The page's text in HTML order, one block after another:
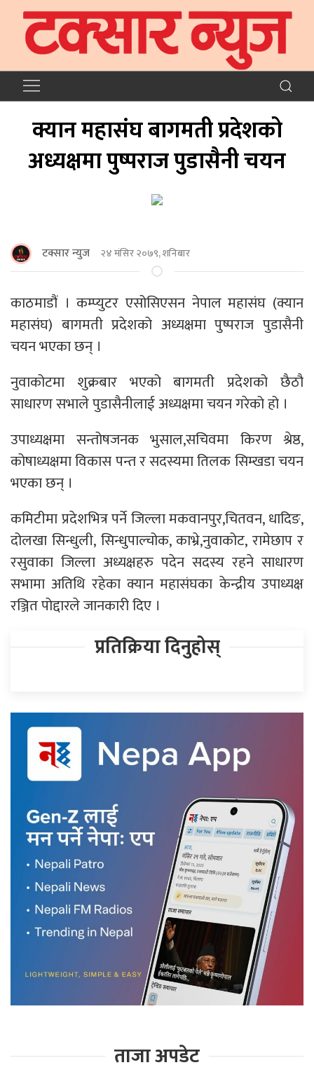
क्यान महासंघ बागमती प्रदेशको
अध्यक्षमा पुष्पराज पुडासैनी चयन
टक्सार न्युज २४ मंसिर २०७९, शनिबार
काठमाडौं । कम्प्युटर एसोसिएसन नेपाल महासंघ (क्यान
महासंघ) बागमती प्रदेशको अध्यक्षमा पुष्पराज पुडासैनी
चयन भएका छन् ।
नुवाकोटमा शुक्रबार भएको बागमती प्रदेशको छैठौ
साधारण सभाले पुडासैनीलाई अध्यक्षमा चयन गरेको हो ।
उपाध्यक्षमा सन्तोषजनक भुसाल,सचिवमा किरण श्रेष्ठ,
कोषाध्यक्षमा विकास पन्त र सदस्यमा तिलक सिम्खडा चयन
भएका छन् ।
कमिटीमा प्रदेशभित्र पर्ने जिल्ला मकवानपुर,चितवन, धादिङ,
दोलखा सिन्धुली, सिन्धुपाल्चोक, काभ्रे,नुवाकोट, रामेछाप र
रसुवाका जिल्ला अध्यक्षहरु पदेन सदस्य रहने साधारण
सभामा अतिथि रहेका क्यान महासंघका केन्द्रीय उपाध्यक्ष
रञ्जित पोद्दारले जानकारी दिए ।
प्रतिक्रिया दिनुहोस्
ताजा अपडेट